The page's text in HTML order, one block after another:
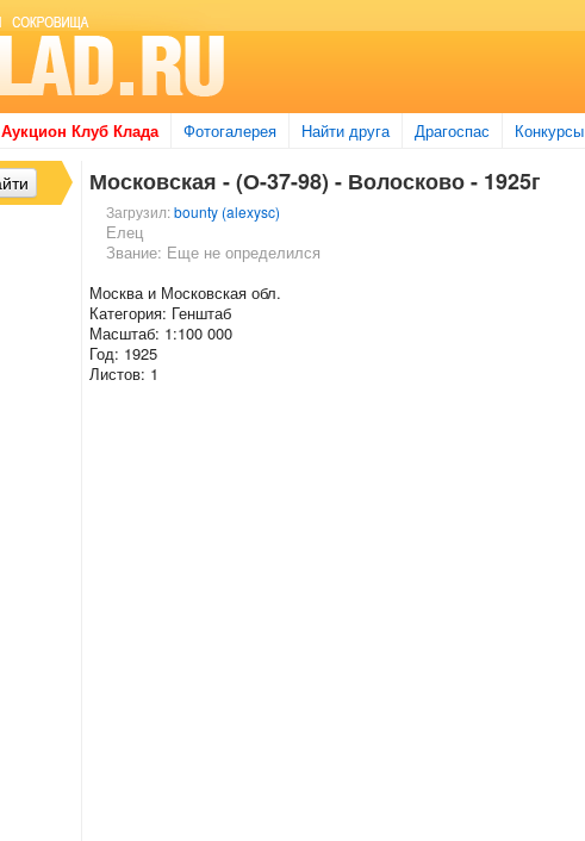
Аукцион Клуб Клада Фотогалерея Найти друга Драгоспас Конкурсы
Московская - (О-37-98) - Волосково - 1925г
Загрузил:bounty (alexysc)
Елец
Звание: Еще не определился
Москва и Московская обл.
Категория: Генштаб
Масштаб: 1:100 000
Год: 1925
Листов: 1